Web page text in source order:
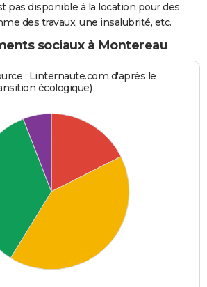
pas disponible à la location pour des
des travaux, une insalubrité, etc.
sociaux à Montereau
: Linternaute.com d'après le
écologique)